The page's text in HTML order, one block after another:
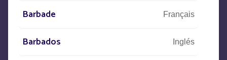
Descríbanos su proyecto
y nuestros equipos se pondrán en
Barbade Français
Barbados Inglés